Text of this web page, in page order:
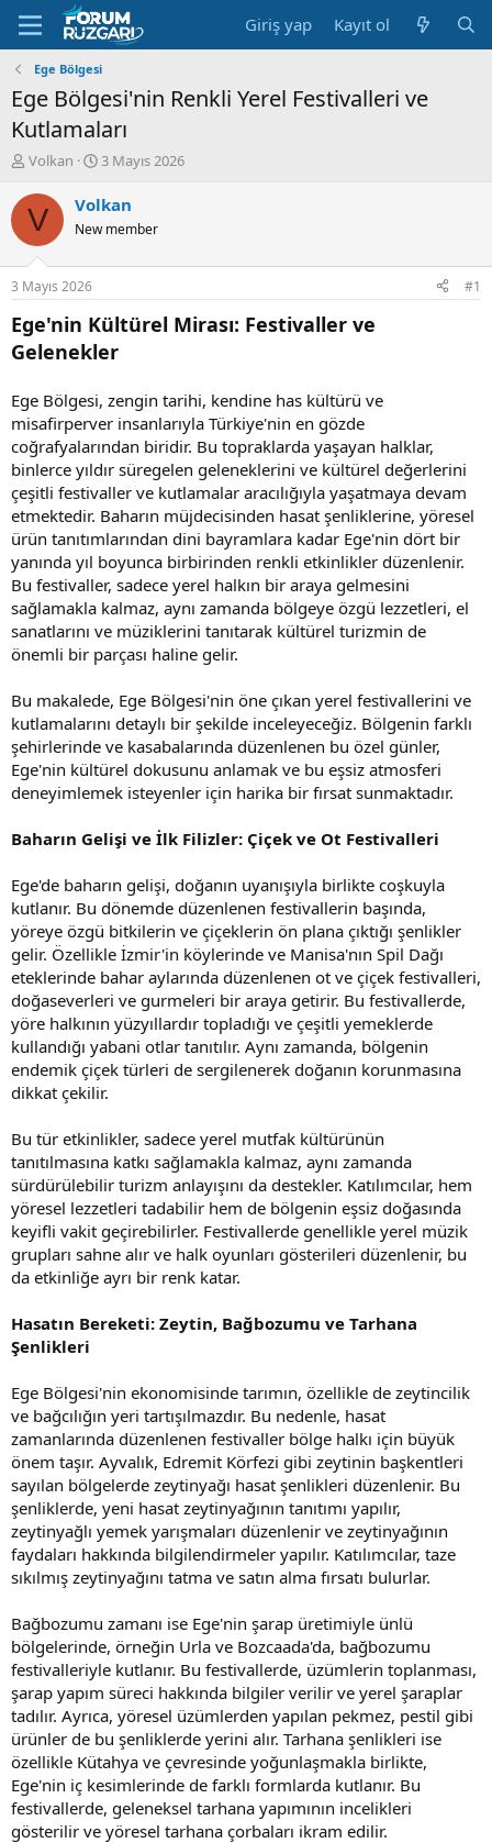
Giriş yap Kayıt ol
Ege Bölgesi
Ege Bölgesi'nin Renkli Yerel Festivalleri ve
Kutlamaları
K
n
u
u
B
a
ş
l
a
a
n
Volkan
B
ş
a
ı
ç
t
a
h
i
3 Mayıs 2026
V Volkan
New member
3 Mayıs 2026 #1
Ege'nin Kültürel Mirası: Festivaller ve
Gelenekler
Ege Bölgesi, zengin tarihi, kendine has kültürü ve
misafirperver insanlarıyla Türkiye'nin en gözde
coğrafyalarından biridir. Bu topraklarda yaşayan halklar,
binlerce yıldır süregelen geleneklerini ve kültürel değerlerini
çeşitli festivaller ve kutlamalar aracılığıyla yaşatmaya devam
etmektedir. Baharın müjdecisinden hasat şenliklerine, yöresel
ürün tanıtımlarından dini bayramlara kadar Ege'nin dört bir
yanında yıl boyunca birbirinden renkli etkinlikler düzenlenir.
Bu festivaller, sadece yerel halkın bir araya gelmesini
sağlamakla kalmaz, aynı zamanda bölgeye özgü lezzetleri, el
sanatlarını ve müziklerini tanıtarak kültürel turizmin de
önemli bir parçası haline gelir.
Bu makalede, Ege Bölgesi'nin öne çıkan yerel festivallerini ve
kutlamalarını detaylı bir şekilde inceleyeceğiz. Bölgenin farklı
şehirlerinde ve kasabalarında düzenlenen bu özel günler,
Ege'nin kültürel dokusunu anlamak ve bu eşsiz atmosferi
deneyimlemek isteyenler için harika bir fırsat sunmaktadır.
Baharın Gelişi ve İlk Filizler: Çiçek ve Ot Festivalleri
Ege'de baharın gelişi, doğanın uyanışıyla birlikte coşkuyla
kutlanır. Bu dönemde düzenlenen festivallerin başında,
yöreye özgü bitkilerin ve çiçeklerin ön plana çıktığı şenlikler
gelir. Özellikle İzmir'in köylerinde ve Manisa'nın Spil Dağı
eteklerinde bahar aylarında düzenlenen ot ve çiçek festivalleri,
doğaseverleri ve gurmeleri bir araya getirir. Bu festivallerde,
yöre halkının yüzyıllardır topladığı ve çeşitli yemeklerde
kullandığı yabani otlar tanıtılır. Aynı zamanda, bölgenin
endemik çiçek türleri de sergilenerek doğanın korunmasına
dikkat çekilir.
Bu tür etkinlikler, sadece yerel mutfak kültürünün
tanıtılmasına katkı sağlamakla kalmaz, aynı zamanda
sürdürülebilir turizm anlayışını da destekler. Katılımcılar, hem
yöresel lezzetleri tadabilir hem de bölgenin eşsiz doğasında
keyifli vakit geçirebilirler. Festivallerde genellikle yerel müzik
grupları sahne alır ve halk oyunları gösterileri düzenlenir, bu
da etkinliğe ayrı bir renk katar.
Hasatın Bereketi: Zeytin, Bağbozumu ve Tarhana
Şenlikleri
Ege Bölgesi'nin ekonomisinde tarımın, özellikle de zeytincilik
ve bağcılığın yeri tartışılmazdır. Bu nedenle, hasat
zamanlarında düzenlenen festivaller bölge halkı için büyük
önem taşır. Ayvalık, Edremit Körfezi gibi zeytinin başkentleri
sayılan bölgelerde zeytinyağı hasat şenlikleri düzenlenir. Bu
şenliklerde, yeni hasat zeytinyağının tanıtımı yapılır,
zeytinyağlı yemek yarışmaları düzenlenir ve zeytinyağının
faydaları hakkında bilgilendirmeler yapılır. Katılımcılar, taze
sıkılmış zeytinyağını tatma ve satın alma fırsatı bulurlar.
Bağbozumu zamanı ise Ege'nin şarap üretimiyle ünlü
bölgelerinde, örneğin Urla ve Bozcaada'da, bağbozumu
festivalleriyle kutlanır. Bu festivallerde, üzümlerin toplanması,
şarap yapım süreci hakkında bilgiler verilir ve yerel şaraplar
tadılır. Ayrıca, yöresel üzümlerden yapılan pekmez, pestil gibi
ürünler de bu şenliklerde yerini alır. Tarhana şenlikleri ise
özellikle Kütahya ve çevresinde yoğunlaşmakla birlikte,
Ege'nin iç kesimlerinde de farklı formlarda kutlanır. Bu
festivallerde, geleneksel tarhana yapımının incelikleri
gösterilir ve yöresel tarhana çorbaları ikram edilir.